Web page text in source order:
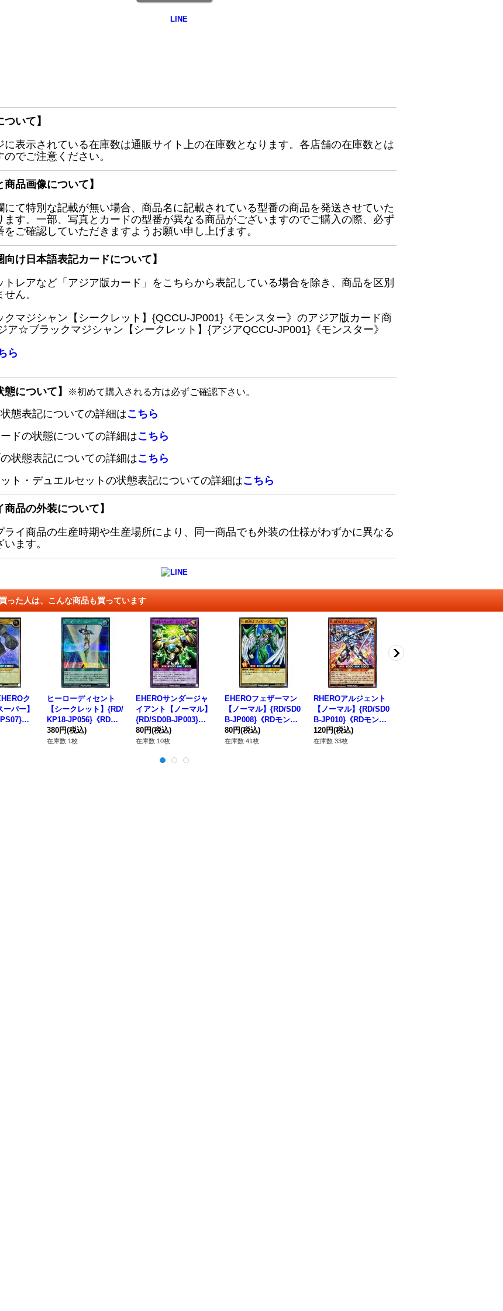
ついて】
に表示されている在庫数は通販サイト上の在庫数となります。各店舗の在庫数とは
でご注意ください。
商品画像について】
にて特別な記載が無い場合、商品名に記載されている型番の商品を発送させていた
ます。一部、写真とカードの型番が異なる商品がございますのでご購入の際、必ず
をご確認していただきますようお願い申し上げます。
向け日本語表記カードについて】
トレアなど「アジア版カード」をこちらから表記している場合を除き、商品を区別
ん。
クマジシャン【シークレット】{QCCU-JP001}《モンスター》のアジア版カード商
ア☆ブラックマジシャン【シークレット】{アジアQCCU-JP001}《モンスター》
ら
態について】 ※初めて購入される方は必ずご確認下さい。
態表記についての詳細はこちら
ドの状態についての詳細はこちら
状態表記についての詳細はこちら
ト・デュエルセットの状態表記についての詳細はこちら
商品の外装について】
ライ商品の生産時期や生産場所により、同一商品でも外装の仕様がわずかに異なる
ます。
った人は、こんな商品も買っています
ク
パー】
《R
ヒーローディセント
【シークレット】{RD/
KP18-JP056}《RD魔
法》
380円(税込)
在庫数 1枚
EHEROサンダージャ
イアント【ノーマル】
{RD/SD0B-JP003}《R
Dフュージョン》
80円(税込)
在庫数 10枚
EHEROフェザーマン
【ノーマル】{RD/SD0
B-JP008}《RDモンス
ター》
80円(税込)
在庫数 41枚
RHEROアルジェント
【ノーマル】{RD/SD0
B-JP010}《RDモンス
ター》
120円(税込)
在庫数 33枚